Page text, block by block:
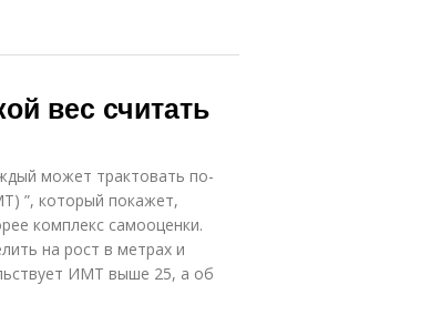
вес считать
может трактовать по-
”, который покажет,
комплекс самооценки.
на рост в метрах и
ИМТ выше 25, а об